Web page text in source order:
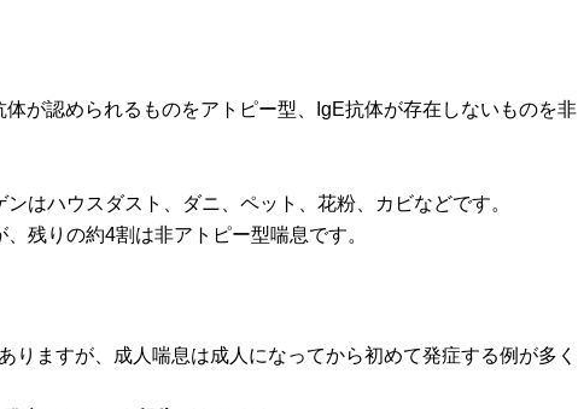
が認められるものをアトピー型、IgE抗体が存在しないものを非
はハウスダスト、ダニ、ペット、花粉、カビなどです。
残りの約4割は非アトピー型喘息です。
ますが、成人喘息は成人になってから初めて発症する例が多く